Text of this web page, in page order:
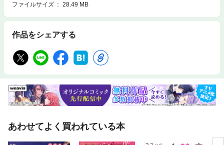
ファイルサイズ
28.49 MB
作品をシェアする
あわせてよく買われている本